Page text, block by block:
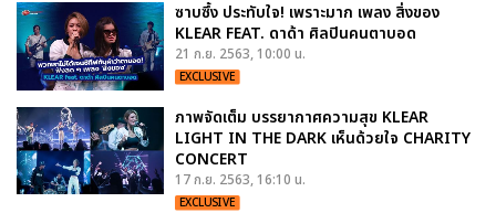
ซาบซึ้ง ประทับใจ! เพราะมาก เพลง สิ่งของ
KLEAR FEAT. ดาด้า ศิลปินคนตาบอด
21 ก.ย. 2563, 10:00 น.
EXCLUSIVE
ภาพจัดเต็ม บรรยากาศความสุข KLEAR
LIGHT IN THE DARK เห็นด้วยใจ CHARITY
CONCERT
17 ก.ย. 2563, 16:10 น.
EXCLUSIVE